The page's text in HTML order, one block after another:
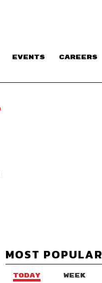
EVENTS CAREERS
MOST POPULAR
TODAY WEEK